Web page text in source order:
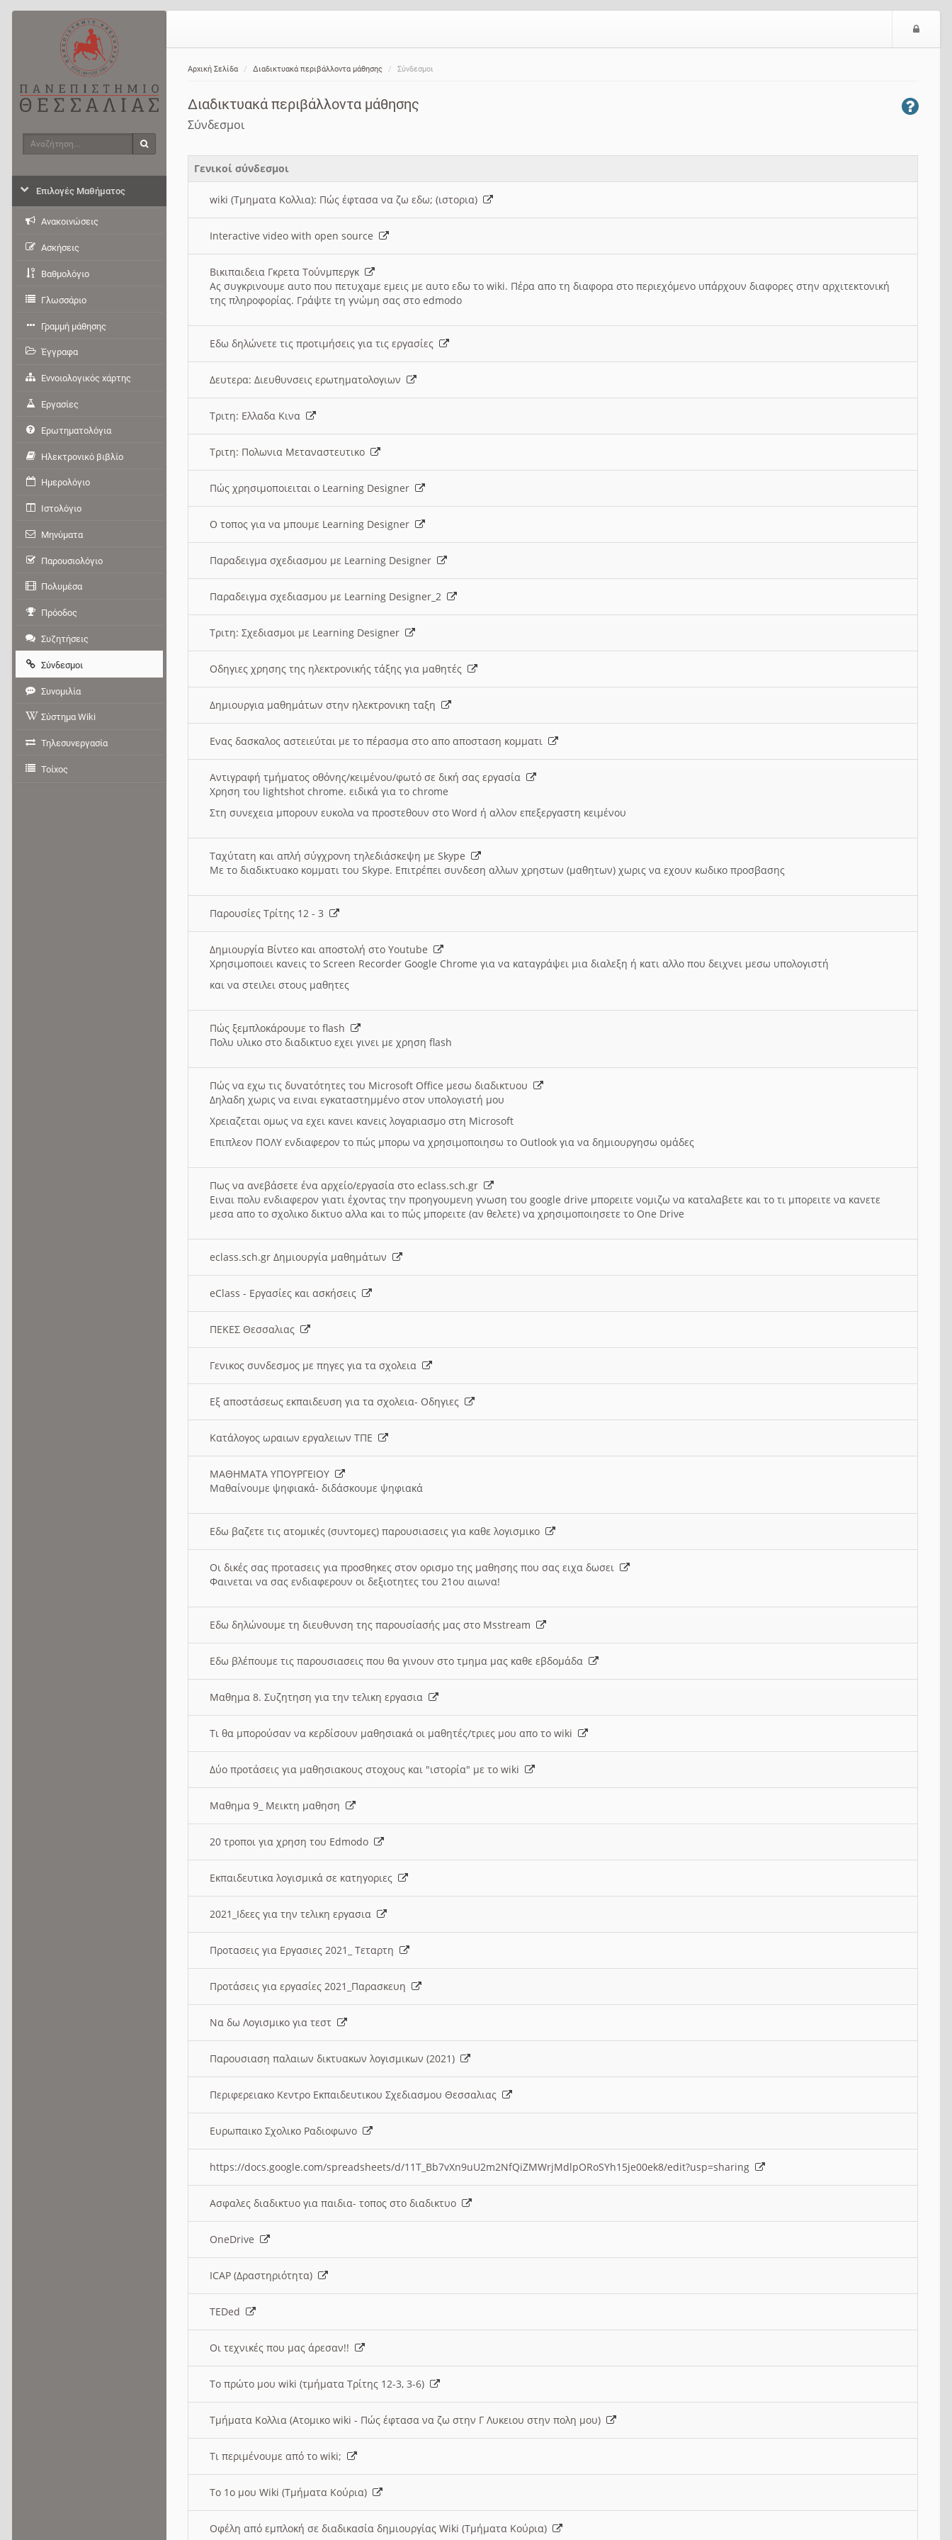
Αρχική Σελίδα Διαδικτυακά περιβάλλοντα μάθησης Σύνδεσμοι
Διαδικτυακά περιβάλλοντα μάθησης
Σύνδεσμοι
Γενικοί σύνδεσμοι
wiki (Τμηματα Κολλια): Πώς έφτασα να ζω εδω; (ιστορια)
Interactive video with open source
Βικιπαιδεια Γκρετα Τούνμπεργκ
Ας συγκρινουμε αυτο που πετυχαμε εμεις με αυτο εδω το wiki. Πέρα απο τη διαφορα στο περιεχόμενο υπάρχουν διαφορες στην αρχιτεκτονική
της πληροφορίας. Γράψτε τη γνώμη σας στο edmodo
Εδω δηλώνετε τις προτιμήσεις για τις εργασίες
Δευτερα: Διευθυνσεις ερωτηματολογιων
Τριτη: Ελλαδα Κινα
Τριτη: Πολωνια Μεταναστευτικο
Πώς χρησιμοποιειται ο Learning Designer
O τοπος για να μπουμε Learning Designer
Παραδειγμα σχεδιασμου με Learning Designer
Παραδειγμα σχεδιασμου με Learning Designer_2
Τριτη: Σχεδιασμοι με Learning Designer
Οδηγιες χρησης της ηλεκτρονικής τάξης για μαθητές
Δημιουργια μαθημάτων στην ηλεκτρονικη ταξη
Ενας δασκαλος αστειεύται με το πέρασμα στο απο αποσταση κομματι
Αντιγραφή τμήματος οθόνης/κειμένου/φωτό σε δική σας εργασία
Χρηση του lightshot chrome. ειδικά για το chrome
Στη συνεχεια μπορουν ευκολα να προστεθουν στο Word ή αλλον επεξεργαστη κειμένου
Ταχύτατη και απλή σύγχρονη τηλεδιάσκεψη με Skype
Με το διαδικτυακο κομματι του Skype. Επιτρέπει συνδεση αλλων χρηστων (μαθητων) χωρις να εχουν κωδικο προσβασης
Παρουσίες Τρίτης 12 - 3
Δημιουργία Βίντεο και αποστολή στο Youtube
Χρησιμοποιει κανεις το Screen Recorder Google Chrome για να καταγράψει μια διαλεξη ή κατι αλλο που δειχνει μεσω υπολογιστή
και να στειλει στους μαθητες
Πώς ξεμπλοκάρουμε το flash
Πολυ υλικο στο διαδικτυο εχει γινει με χρηση flash
Πώς να εχω τις δυνατότητες του Microsoft Office μεσω διαδικτυου
Δηλαδη χωρις να ειναι εγκαταστημμένο στον υπολογιστή μου
Χρειαζεται ομως να εχει κανει κανεις λογαριασμο στη Microsoft
Επιπλεον ΠΟΛΥ ενδιαφερον το πώς μπορω να χρησιμοποιησω το Outlook για να δημιουργησω ομάδες
Πως να ανεβάσετε ένα αρχείο/εργασία στο eclass.sch.gr
Ειναι πολυ ενδιαφερον γιατι έχοντας την προηγουμενη γνωση του google drive μπορειτε νομιζω να καταλαβετε και το τι μπορειτε να κανετε
μεσα απο το σχολικο δικτυο αλλα και το πώς μπορειτε (αν θελετε) να χρησιμοποιησετε το One Drive
eclass.sch.gr Δημιουργία μαθημάτων
eClass - Εργασίες και ασκήσεις
ΠΕΚΕΣ Θεσσαλιας
Γενικος συνδεσμος με πηγες για τα σχολεια
Εξ αποστάσεως εκπαιδευση για τα σχολεια- Οδηγιες
Κατάλογος ωραιων εργαλειων ΤΠΕ
ΜΑΘΗΜΑΤΑ ΥΠΟΥΡΓΕΙΟΥ
Μαθαίνουμε ψηφιακά- διδάσκουμε ψηφιακά
Εδω βαζετε τις ατομικές (συντομες) παρουσιασεις για καθε λογισμικο
Οι δικές σας προτασεις για προσθηκες στον ορισμο της μαθησης που σας ειχα δωσει
Φαινεται να σας ενδιαφερουν οι δεξιοτητες του 21ου αιωνα!
Εδω δηλώνουμε τη διευθυνση της παρουσίασής μας στο Msstream
Εδω βλέπουμε τις παρουσιασεις που θα γινουν στο τμημα μας καθε εβδομάδα
Μαθημα 8. Συζητηση για την τελικη εργασια
Τι θα μπορούσαν να κερδίσουν μαθησιακά οι μαθητές/τριες μου απο το wiki
Δύο προτάσεις για μαθησιακους στοχους και "ιστορία" με το wiki
Μαθημα 9_ Μεικτη μαθηση
20 τροποι για χρηση του Edmodo
Εκπαιδευτικα λογισμικά σε κατηγοριες
2021_Ιδεες για την τελικη εργασια
Προτασεις για Εργασιες 2021_ Τεταρτη
Προτάσεις για εργασίες 2021_Παρασκευη
Να δω Λογισμικο για τεστ
Παρουσιαση παλαιων δικτυακων λογισμικων (2021)
Περιφερειακο Κεντρο Εκπαιδευτικου Σχεδιασμου Θεσσαλιας
Ευρωπαικο Σχολικο Ραδιοφωνο
https://docs.google.com/spreadsheets/d/11T_Bb7vXn9uU2m2NfQiZMWrjMdlpORoSYh15je00ek8/edit?usp=sharing
Ασφαλες διαδικτυο για παιδια- τοπος στο διαδικτυο
OneDrive
ICAP (Δραστηριότητα)
TEDed
Οι τεχνικές που μας άρεσαν!!
Το πρώτο μου wiki (τμήματα Τρίτης 12-3, 3-6)
Τμήματα Κολλια (Ατομικο wiki - Πώς έφτασα να ζω στην Γ Λυκειου στην πολη μου)
Τι περιμένουμε από το wiki;
Το 1ο μου Wiki (Τμήματα Κούρια)
Οφέλη από εμπλοκή σε διαδικασία δημιουργίας Wiki (Τμήματα Κούρια)
Αναζήτηση
Επιλογές Μαθήματος
Ανακοινώσεις
Ασκήσεις
Βαθμολόγιο
Γλωσσάριο
Γραμμή μάθησης
Έγγραφα
Εννοιολογικός χάρτης
Εργασίες
Ερωτηματολόγια
Ηλεκτρονικό βιβλίο
Ημερολόγιο
Ιστολόγιο
Μηνύματα
Παρουσιολόγιο
Πολυμέσα
Πρόοδος
Συζητήσεις
Σύνδεσμοι
Συνομιλία
Σύστημα Wiki
Τηλεσυνεργασία
Τοίχος